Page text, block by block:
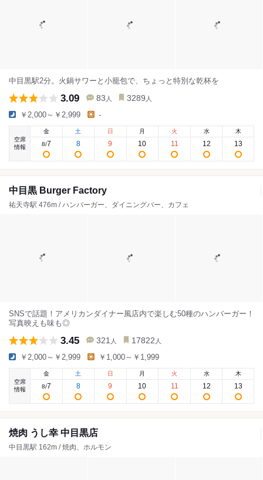
中目黒駅2分。火鍋サワーと小籠包で、ちょっと特別な乾杯を
3.09 83 人 3289 人
￥2,000～￥2,999 -
空席
情報
金
8/7
土
8
日
9
月
10
火
11
水
12
木
13
中目黒 Burger Factory
祐天寺駅 476m / ハンバーガー、ダイニングバー、カフェ
SNSで話題！アメリカンダイナー風店内で楽しむ50種のハンバーガー！
写真映えも味も◎
3.45 321 人 17822 人
￥2,000～￥2,999 ￥1,000～￥1,999
空席
情報
金
8/7
土
8
日
9
月
10
火
11
水
12
木
13
焼肉 うし幸 中目黒店
中目黒駅 162m / 焼肉、ホルモン